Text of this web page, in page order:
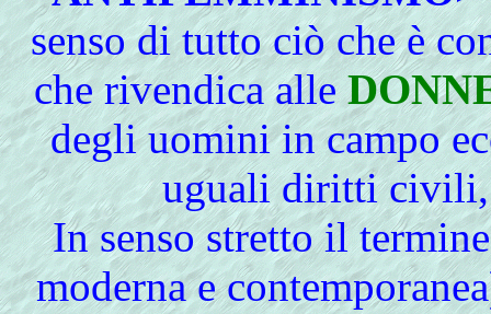
senso di tutto ciò che è
che rivendica alle
degli uomini in campo
uguali diritti
In senso stretto il
moderna e